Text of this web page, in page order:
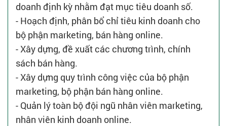
doanh định kỳ nhằm đạt mục tiêu doanh số.
- Hoạch định, phân bổ chỉ tiêu kinh doanh cho
bộ phận marketing, bán hàng online.
- Xây dựng, đề xuất các chương trình, chính
sách bán hàng.
- Xây dựng quy trình công việc của bộ phận
marketing, bộ phận bán hàng online.
- Quản lý toàn bộ đội ngũ nhân viên marketing,
nhân viên kinh doanh online.